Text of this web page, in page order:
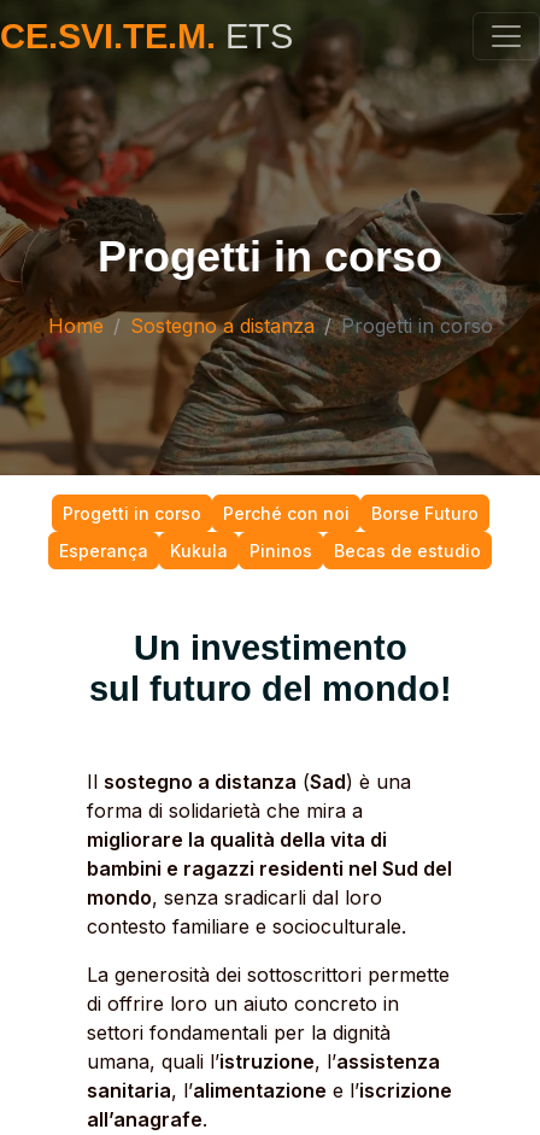
CE.SVI.TE.M. ETS
Progetti in corso
Home Sostegno a distanza Progetti in corso
Progetti in corso Perché con noi
Borse Futuro
Esperança
Kukula Pininos Becas de estudio
Un investimento
sul futuro del mondo!
Il sostegno a distanza (Sad) è una
forma di solidarietà che mira a
migliorare la qualità della vita di
bambini e ragazzi residenti nel Sud del
mondo, senza sradicarli dal loro
contesto familiare e socioculturale.
La generosità dei sottoscrittori permette
di offrire loro un aiuto concreto in
settori fondamentali per la dignità
umana, quali l’istruzione, l’assistenza
sanitaria, l’alimentazione e l’iscrizione
all’anagrafe.